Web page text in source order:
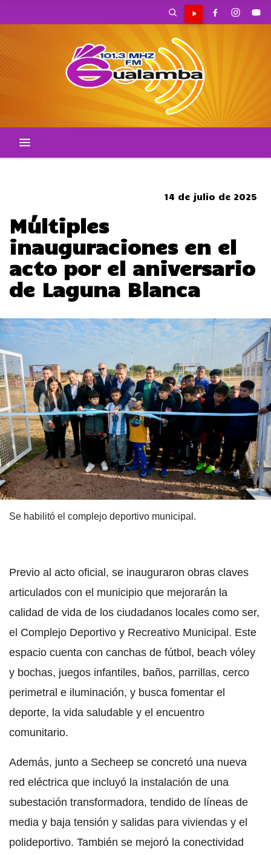
14 de julio de 2025
Múltiples
inauguraciones en el
acto por el aniversario
de Laguna Blanca
Se habilitó el complejo deportivo municipal.
Previo al acto oficial, se inauguraron obras claves
articulados con el municipio que mejorarán la
calidad de vida de los ciudadanos locales como ser,
el Complejo Deportivo y Recreativo Municipal. Este
espacio cuenta con canchas de fútbol, beach vóley
y bochas, juegos infantiles, baños, parrillas, cerco
perimetral e iluminación, y busca fomentar el
deporte, la vida saludable y el encuentro
comunitario.
Además, junto a Secheep se concretó una nueva
red eléctrica que incluyó la instalación de una
subestación transformadora, tendido de líneas de
media y baja tensión y salidas para viviendas y el
polideportivo. También se mejoró la conectividad